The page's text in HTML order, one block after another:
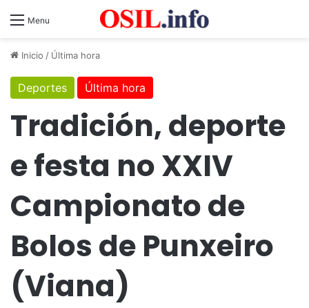
Menu
Inicio / Última hora
Deportes Última hora
Tradición, deporte
e festa no XXIV
Campionato de
Bolos de Punxeiro
(Viana)